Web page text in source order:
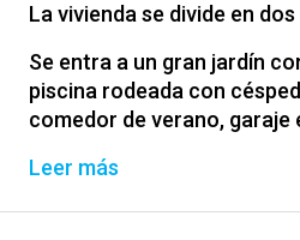
La vivienda se divide en
Se entra a un gran jardín
piscina rodeada con
comedor de verano, garaje
Leer más